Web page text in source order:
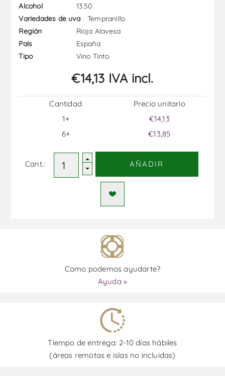
Alcohol
13.50
Variedades de uva
Tempranillo
Región
Rioja Alavesa
País
España
Tipo
Vino Tinto
€14,13 IVA incl.
Cantidad
1+
6+
Precio unitario
€14,13
€13,85
Cant.: AÑADIR
Como podemos ayudarte?
Ayuda »
Tiempo de entrega: 2-10 días hábiles
(áreas remotas e islas no incluidas)